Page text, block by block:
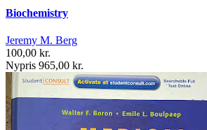
Biochemistry
Jeremy M. Berg
100,00 kr.
Nypris 965,00 kr.